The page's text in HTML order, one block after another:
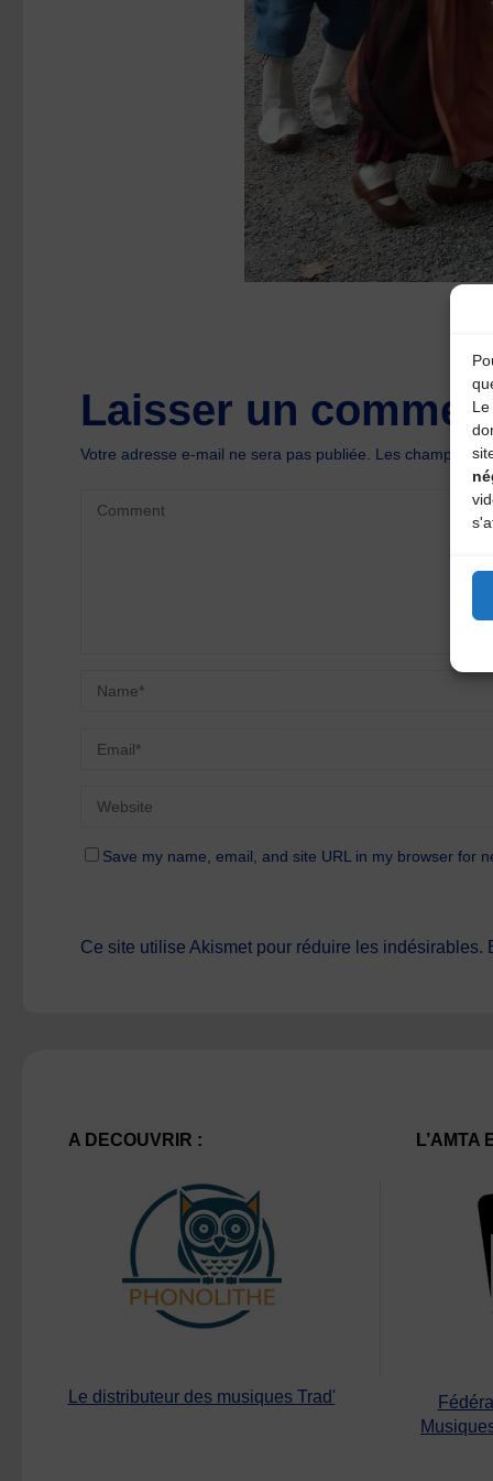
Laisser un
Votre adresse e-mail ne sera pas publiée. Les champs
Save my name, email, and site URL in my browser for
Ce site utilise Akismet pour réduire les indésirables.
A DECOUVRIR :
Le distributeur des musiques Trad'
L’AMTA